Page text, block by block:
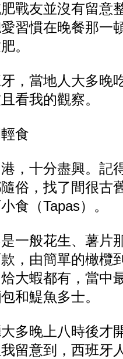
戰友並沒有留意
習慣在晚餐那一
。
，當地人大多晚
看我的觀察。
食
，十分盡興。記
隨俗，找了間很古
食（Tapas）。
一般花生、薯片
，由簡單的橄欖
大蝦都有，當中
和鯷魚多士。
大多晚上八時後才
留意到，西班牙